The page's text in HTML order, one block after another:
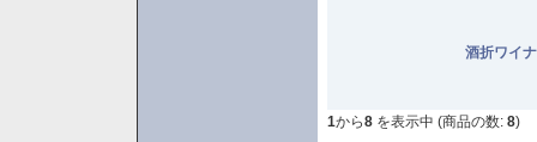
酒折ワイ
1から8 を表示中 (商品の数: 8)